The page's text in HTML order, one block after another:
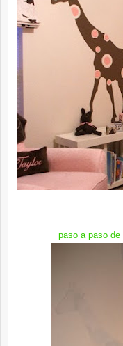
paso a paso de